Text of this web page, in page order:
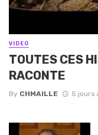
VIDEO
TOUTES CES
RACONTE
By CHMAILLE 5 jours